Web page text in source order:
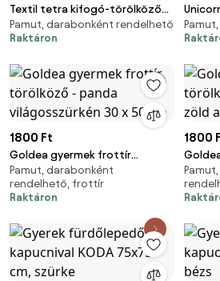
Textil tetra kifogó-törölköző
kisróka mintával 140x140cm
Pamut, darabonként rendelhető
Raktáron
tetra
1800 Ft
Goldea gyermek frottír
törölköző - panda
világosszürkén 30 x 50 cm
Pamut, darabonként
rendelhető, frottír
Raktáron
1800